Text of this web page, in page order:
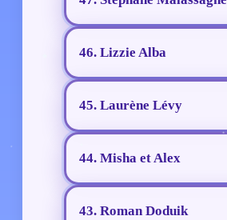
46. Lizzie Alba
45. Laurène Lévy
44. Misha et Alex
43. Roman Doduik